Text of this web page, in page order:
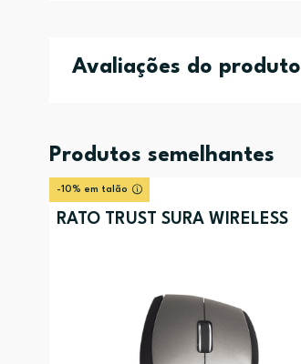
Avaliações do produto
Produtos semelhantes
-10% em talão
RATO TRUST SURA WIRELESS